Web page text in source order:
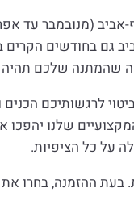
אביב (מנובמבר עד
גם בחודשים
שהמתנה שלכם תהיה
לרגשותיכם
שלנו
על כל הציפיות.
בעת ההזמנה, בחרו